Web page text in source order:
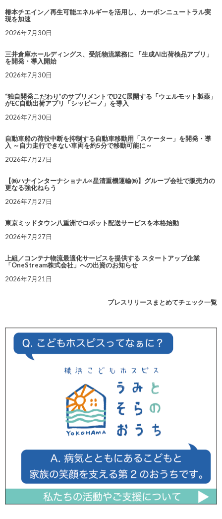
椿本チエイン／再生可能エネルギーを活用し、カーボンニュートラル実
現を加速
2026年7月30日
三井倉庫ホールディングス、受託物流業務に 「生成AI出荷検品アプリ」
を開発・導入開始
2026年7月30日
“独自開発こだわり”のサプリメントでD2C展開する「ウェルモット製薬」
がEC自動出荷アプリ「シッピーノ」を導入
2026年7月30日
自動車船の荷役中断を抑制する自動車移動用「スケーター」を開発・導
入 ～自力走行できない車両を約5分で移動可能に～
2026年7月27日
【㈱ハナインターナショナル×星清重機運輸㈱】グループ会社で販売力の
更なる強化ねらう
2026年7月27日
東京ミッドタウン八重洲でロボット配送サービスを本格始動
2026年7月27日
上組／コンテナ物流最適化サービスを提供する スタートアップ企業
「OneStream株式会社」への出資のお知らせ
2026年7月21日
プレスリリースまとめてチェック一覧